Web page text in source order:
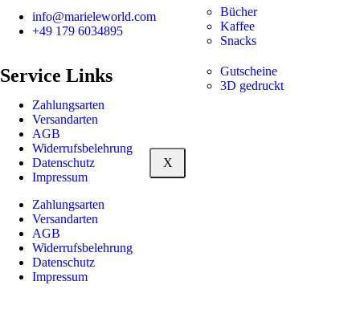
Bücher
Kaffee
Snacks
Gutscheine
3D gedruckt
X
info@marieleworld.com
+49 179 6034895
Service Links
Zahlungsarten
Versandarten
AGB
Widerrufsbelehrung
Datenschutz
Impressum
Zahlungsarten
Versandarten
AGB
Widerrufsbelehrung
Datenschutz
Impressum